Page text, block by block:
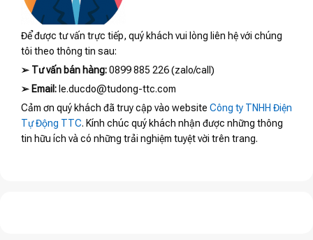
Để được tư vấn trực tiếp, quý khách vui lòng liên hệ với chúng
tôi theo thông tin sau:
➢ Tư vấn bán hàng:0899 885 226 (zalo/call)
➢ Email: le.ducdo@tudong-ttc.com
Cảm ơn quý khách đã truy cập vào website Công ty TNHH Điện
Tự Động TTC. Kính chúc quý khách nhận được những thông
tin hữu ích và có những trải nghiệm tuyệt vời trên trang.